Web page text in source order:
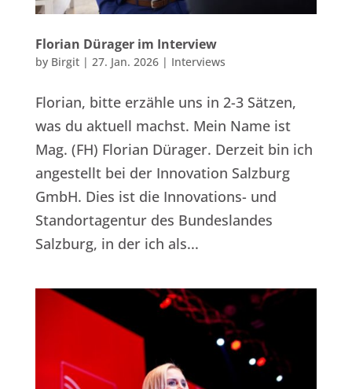
Florian Dürager im Interview
by Birgit| 27. Jan. 2026| Interviews
Florian, bitte erzähle uns in 2-3 Sätzen,
was du aktuell machst. Mein Name ist
Mag. (FH) Florian Dürager. Derzeit bin ich
angestellt bei der Innovation Salzburg
GmbH. Dies ist die Innovations- und
Standortagentur des Bundeslandes
Salzburg, in der ich als...